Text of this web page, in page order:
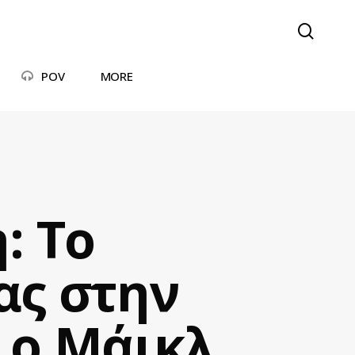
POV MORE
Το
στην